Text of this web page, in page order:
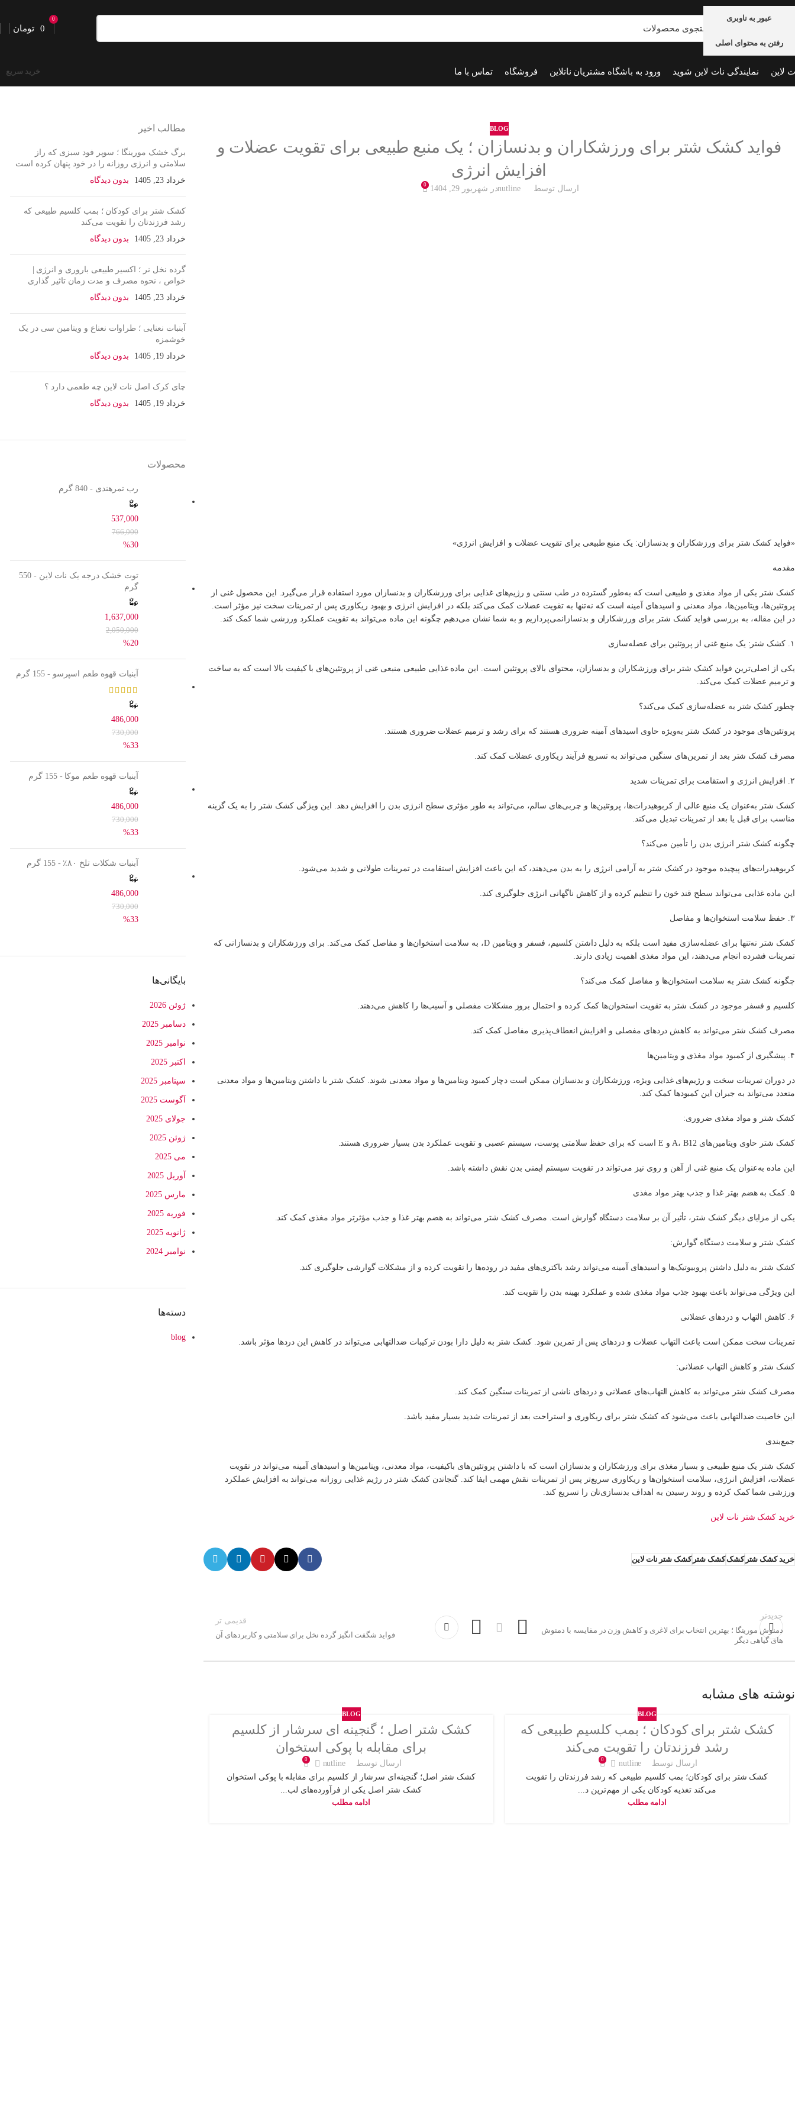
عبور به ناوبری
رفتن به محتوای اصلی
0
0 تومان
لاین نمایندگی نات لاین شوید ورود به باشگاه مشتریان ناتلاین فروشگاه تماس با ما خرید سریع
BLOG
فواید کشک شتر برای ورزشکاران و بدنسازان ؛ یک منبع طبیعی برای تقویت عضلات و
افزایش انرژی
ارسال توسط nutlineدر شهریور 29, 1404 0
«فواید کشک شتر برای ورزشکاران و بدنسازان: یک منبع طبیعی برای تقویت عضلات و افزایش انرژی»
مقدمه
کشک شتر یکی از مواد مغذی و طبیعی است که به‌طور گسترده در طب سنتی و رژیم‌های غذایی برای ورزشکاران و بدنسازان مورد استفاده قرار می‌گیرد. این محصول غنی از
پروتئین‌ها، ویتامین‌ها، مواد معدنی و اسیدهای آمینه است که نه‌تنها به تقویت عضلات کمک می‌کند بلکه در افزایش انرژی و بهبود ریکاوری پس از تمرینات سخت نیز مؤثر است.
در این مقاله، به بررسی فواید کشک شتر برای ورزشکاران و بدنسازانمی‌پردازیم و به شما نشان می‌دهیم چگونه این ماده می‌تواند به تقویت عملکرد ورزشی شما کمک کند.
۱. کشک شتر: یک منبع غنی از پروتئین برای عضله‌سازی
یکی از اصلی‌ترین فواید کشک شتر برای ورزشکاران و بدنسازان، محتوای بالای پروتئین است. این ماده غذایی طبیعی منبعی غنی از پروتئین‌های با کیفیت بالا است که به ساخت
و ترمیم عضلات کمک می‌کند.
چطور کشک شتر به عضله‌سازی کمک می‌کند؟
پروتئین‌های موجود در کشک شتر به‌ویژه حاوی اسیدهای آمینه ضروری هستند که برای رشد و ترمیم عضلات ضروری هستند.
مصرف کشک شتر بعد از تمرین‌های سنگین می‌تواند به تسریع فرآیند ریکاوری عضلات کمک کند.
۲. افزایش انرژی و استقامت برای تمرینات شدید
کشک شتر به‌عنوان یک منبع عالی از کربوهیدرات‌ها، پروتئین‌ها و چربی‌های سالم، می‌تواند به طور مؤثری سطح انرژی بدن را افزایش دهد. این ویژگی کشک شتر را به یک گزینه
مناسب برای قبل یا بعد از تمرینات تبدیل می‌کند.
چگونه کشک شتر انرژی بدن را تأمین می‌کند؟
کربوهیدرات‌های پیچیده موجود در کشک شتر به آرامی انرژی را به بدن می‌دهند، که این باعث افزایش استقامت در تمرینات طولانی و شدید می‌شود.
این ماده غذایی می‌تواند سطح قند خون را تنظیم کرده و از کاهش ناگهانی انرژی جلوگیری کند.
۳. حفظ سلامت استخوان‌ها و مفاصل
کشک شتر نه‌تنها برای عضله‌سازی مفید است بلکه به دلیل داشتن کلسیم، فسفر و ویتامین D، به سلامت استخوان‌ها و مفاصل کمک می‌کند. برای ورزشکاران و بدنسازانی که
تمرینات فشرده انجام می‌دهند، این مواد مغذی اهمیت زیادی دارند.
چگونه کشک شتر به سلامت استخوان‌ها و مفاصل کمک می‌کند؟
کلسیم و فسفر موجود در کشک شتر به تقویت استخوان‌ها کمک کرده و احتمال بروز مشکلات مفصلی و آسیب‌ها را کاهش می‌دهند.
مصرف کشک شتر می‌تواند به کاهش دردهای مفصلی و افزایش انعطاف‌پذیری مفاصل کمک کند.
۴. پیشگیری از کمبود مواد مغذی و ویتامین‌ها
در دوران تمرینات سخت و رژیم‌های غذایی ویژه، ورزشکاران و بدنسازان ممکن است دچار کمبود ویتامین‌ها و مواد معدنی شوند. کشک شتر با داشتن ویتامین‌ها و مواد معدنی
متعدد می‌تواند به جبران این کمبودها کمک کند.
کشک شتر و مواد مغذی ضروری:
کشک شتر حاوی ویتامین‌های A، B12 و E است که برای حفظ سلامتی پوست، سیستم عصبی و تقویت عملکرد بدن بسیار ضروری هستند.
این ماده به‌عنوان یک منبع غنی از آهن و روی نیز می‌تواند در تقویت سیستم ایمنی بدن نقش داشته باشد.
۵. کمک به هضم بهتر غذا و جذب بهتر مواد مغذی
یکی از مزایای دیگر کشک شتر، تأثیر آن بر سلامت دستگاه گوارش است. مصرف کشک شتر می‌تواند به هضم بهتر غذا و جذب مؤثرتر مواد مغذی کمک کند.
کشک شتر و سلامت دستگاه گوارش:
کشک شتر به دلیل داشتن پروبیوتیک‌ها و اسیدهای آمینه می‌تواند رشد باکتری‌های مفید در روده‌ها را تقویت کرده و از مشکلات گوارشی جلوگیری کند.
این ویژگی می‌تواند باعث بهبود جذب مواد مغذی شده و عملکرد بهینه بدن را تقویت کند.
۶. کاهش التهاب و دردهای عضلانی
تمرینات سخت ممکن است باعث التهاب عضلات و دردهای پس از تمرین شود. کشک شتر به دلیل دارا بودن ترکیبات ضدالتهابی می‌تواند در کاهش این دردها مؤثر باشد.
کشک شتر و کاهش التهاب عضلانی:
مصرف کشک شتر می‌تواند به کاهش التهاب‌های عضلانی و دردهای ناشی از تمرینات سنگین کمک کند.
این خاصیت ضدالتهابی باعث می‌شود که کشک شتر برای ریکاوری و استراحت بعد از تمرینات شدید بسیار مفید باشد.
جمع‌بندی
کشک شتر یک منبع طبیعی و بسیار مغذی برای ورزشکاران و بدنسازان است که با داشتن پروتئین‌های باکیفیت، مواد معدنی، ویتامین‌ها و اسیدهای آمینه می‌تواند در تقویت
عضلات، افزایش انرژی، سلامت استخوان‌ها و ریکاوری سریع‌تر پس از تمرینات نقش مهمی ایفا کند. گنجاندن کشک شتر در رژیم غذایی روزانه می‌تواند به افزایش عملکرد
ورزشی شما کمک کرده و روند رسیدن به اهداف بدنسازی‌تان را تسریع کند.
خرید کشک شتر نات لاین
خرید کشک شتر کشککشک شتر کشک شتر نات لاین
جدیدتر
دمنوش مورینگا ؛ بهترین انتخاب برای لاغری و کاهش وزن در مقایسه با دمنوش
های گیاهی دیگر
قدیمی تر
فواید شگفت انگیز گرده نخل برای سلامتی و کاربردهای آن
نوشته های مشابه
BLOG
کشک شتر برای کودکان ؛ بمب کلسیم طبیعی که
رشد فرزندتان را تقویت می‌کند
ارسال توسط nutline
0
کشک شتر برای کودکان؛ بمب کلسیم طبیعی که رشد فرزندتان را تقویت
می‌کند تغذیه کودکان یکی از مهم‌ترین د...
ادامه مطلب
BLOG
کشک شتر اصل ؛ گنجینه ای سرشار از کلسیم
برای مقابله با پوکی استخوان
ارسال توسط nutline
0
کشک شتر اصل؛ گنجینه‌ای سرشار از کلسیم برای مقابله با پوکی استخوان
کشک شتر اصل یکی از فرآورده‌های لب...
ادامه مطلب
مطالب اخیر
برگ خشک مورینگا ؛ سوپر فود سبزی که راز
سلامتی و انرژی روزانه را در خود پنهان کرده است
خرداد 23, 1405
بدون دیدگاه
کشک شتر برای کودکان ؛ بمب کلسیم طبیعی که
رشد فرزندتان را تقویت می‌کند
خرداد 23, 1405
بدون دیدگاه
گرده نخل نر ؛ اکسیر طبیعی باروری و انرژی |
خواص ، نحوه مصرف و مدت زمان تاثیر گذاری
خرداد 23, 1405
بدون دیدگاه
آبنبات نعنایی ؛ طراوات نعناع و ویتامین سی در یک
خوشمزه
خرداد 19, 1405
بدون دیدگاه
چای کرک اصل نات لاین چه طعمی دارد ؟
خرداد 19, 1405
بدون دیدگاه
محصولات
رب تمرهندی - 840 گرم
537,000
766,000
%30
توت خشک درجه یک نات لاین - 550
گرم
1,637,000
2,050,000
%20
آبنبات قهوه طعم اسپرسو - 155 گرم
486,000
730,000
%33
آبنبات قهوه طعم موکا - 155 گرم
486,000
730,000
%33
آبنبات شکلات تلخ ۸۰٪ - 155 گرم
486,000
730,000
%33
بایگانی‌ها
ژوئن 2026
دسامبر 2025
نوامبر 2025
اکتبر 2025
سپتامبر 2025
آگوست 2025
جولای 2025
ژوئن 2025
می 2025
آوریل 2025
مارس 2025
فوریه 2025
ژانویه 2025
نوامبر 2024
دسته‌ها
blog